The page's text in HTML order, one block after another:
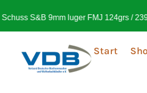
S&B 9mm luger FMJ 124grs / 239,-
Start